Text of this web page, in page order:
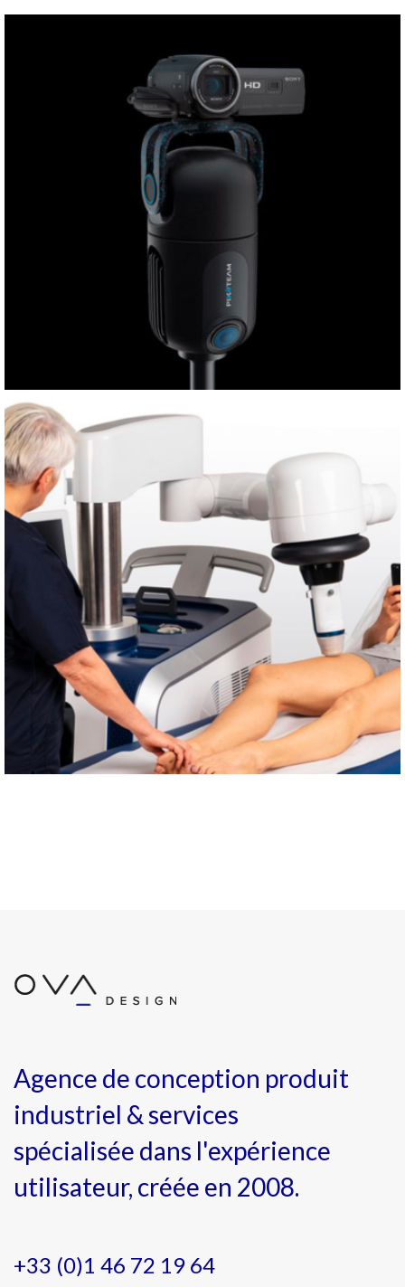
Agence de conception produit
industriel & services
spécialisée dans l'expérience
utilisateur, créée en 2008.
+33 (0)1 46 72 19 64